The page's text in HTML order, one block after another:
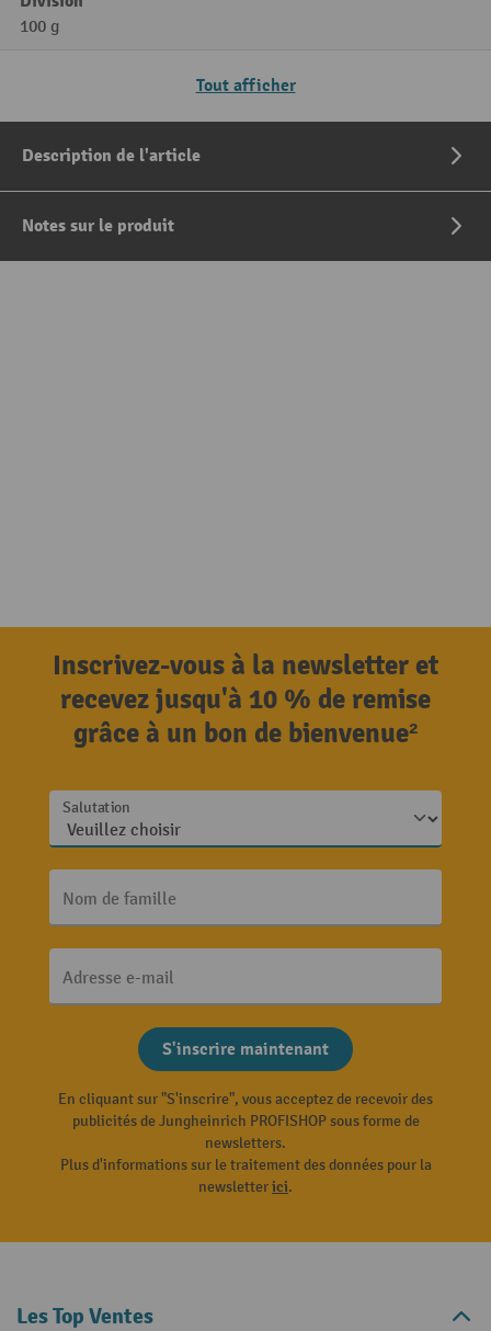
100 g
Tout afficher
Description de l'article
Notes sur le produit
Inscrivez-vous à la newsletter et
recevez jusqu'à 10 % de remise
grâce à un bon de bienvenue²
Salutation
Nom de famille
Adresse e-mail
S'inscrire maintenant
En cliquant sur "S'inscrire", vous acceptez de recevoir des
publicités de Jungheinrich PROFISHOP sous forme de
newsletters.
Plus d'informations sur le traitement des données pour la
newsletterici.
Les Top Ventes